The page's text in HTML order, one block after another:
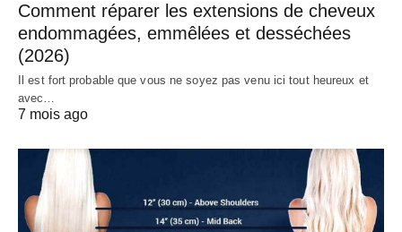
Comment réparer les extensions de cheveux
endommagées, emmêlées et desséchées
(2026)
Il est fort probable que vous ne soyez pas venu ici tout heureux et
avec…
7 mois ago